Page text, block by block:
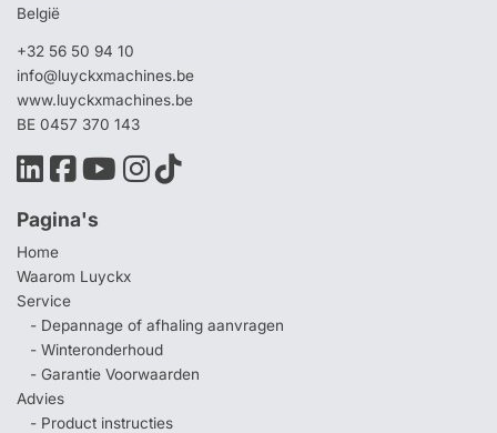
België
+32 56 50 94 10
info@luyckxmachines.be
www.luyckxmachines.be
BE 0457 370 143
Pagina's
Home
Waarom Luyckx
Service
- Depannage of afhaling aanvragen
- Winteronderhoud
- Garantie Voorwaarden
Advies
- Product instructies